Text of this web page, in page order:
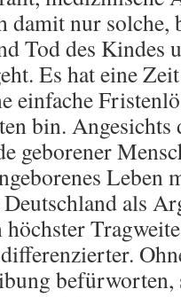
nur solche,
Tod des Kindes
Es hat eine
einfache
bin. Angesichts
geborener
Leben
als
befürworten,